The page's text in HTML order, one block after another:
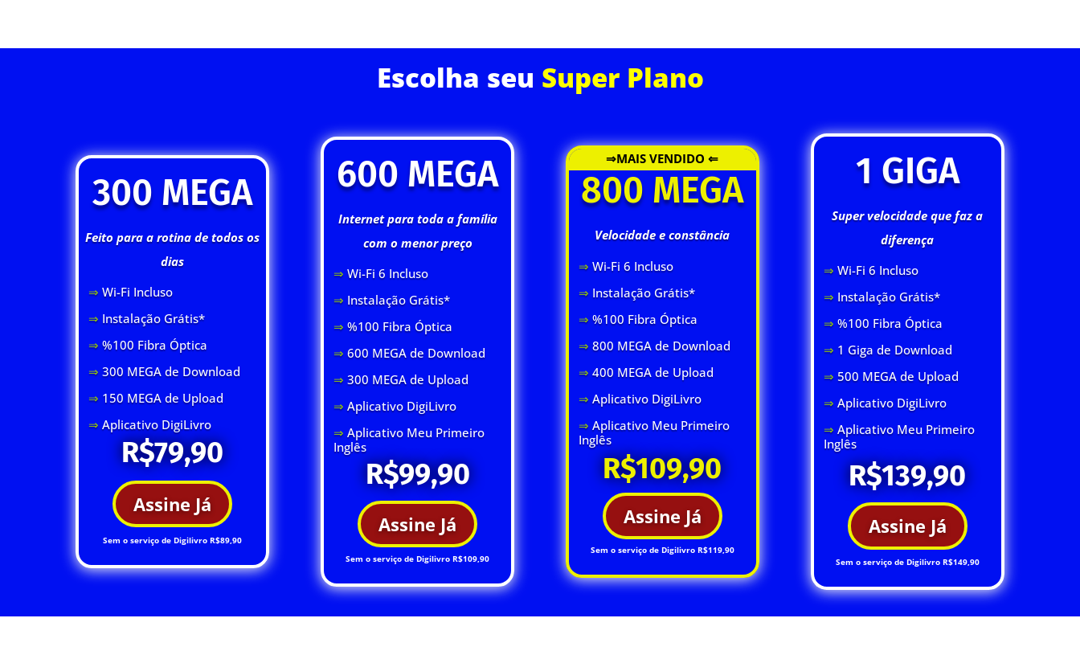
Escolha seu Super Plano
300 MEGA
Feito para a rotina de todos os
dias
⇒ Wi-Fi Incluso
⇒ Instalação Grátis*
⇒ %100 Fibra Óptica
⇒ 300 MEGA de Download
⇒ 150 MEGA de Upload
⇒Aplicativo DigiLivro
R$79,90
Assine Já
Sem o serviço de Digilivro R$89,90
600 MEGA
Internet para toda a família
com o menor preço
⇒ Wi-Fi 6 Incluso
⇒ Instalação Grátis*
⇒ %100 Fibra Óptica
⇒ 600 MEGA de Download
⇒ 300 MEGA de Upload
⇒ Aplicativo DigiLivro
⇒ Aplicativo Meu Primeiro
Inglês
R$99,90
Assine Já
Sem o serviço de Digilivro R$109,90
⇒MAIS VENDIDO ⇐
800 MEGA
Velocidade e constância
⇒ Wi-Fi 6 Incluso
⇒ Instalação Grátis*
⇒ %100 Fibra Óptica
⇒ 800 MEGA de Download
⇒ 400 MEGA de Upload
⇒ Aplicativo DigiLivro
⇒ Aplicativo Meu Primeiro
Inglês
R$109,90
Assine Já
Sem o serviço de Digilivro R$119,90
1 GIGA
Super velocidade que faz a
diferença
⇒ Wi-Fi 6 Incluso
⇒ Instalação Grátis*
⇒ %100 Fibra Óptica
⇒ 1 Giga de Download
⇒ 500 MEGA de Upload
⇒ Aplicativo DigiLivro
⇒ Aplicativo Meu Primeiro
Inglês
R$139,90
Assine Já
Sem o serviço de Digilivro R$149,90